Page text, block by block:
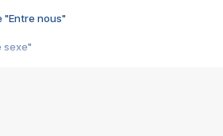
"Entre nous"
sexe"